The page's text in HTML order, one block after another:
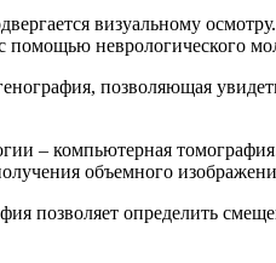
визуальному
неврологического
позволяющая
– компьютерная
объемного
позволяет определить